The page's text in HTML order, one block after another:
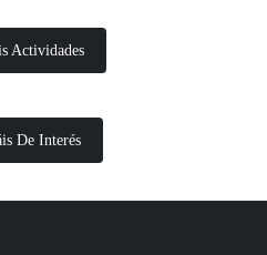
Actividades
De Interés